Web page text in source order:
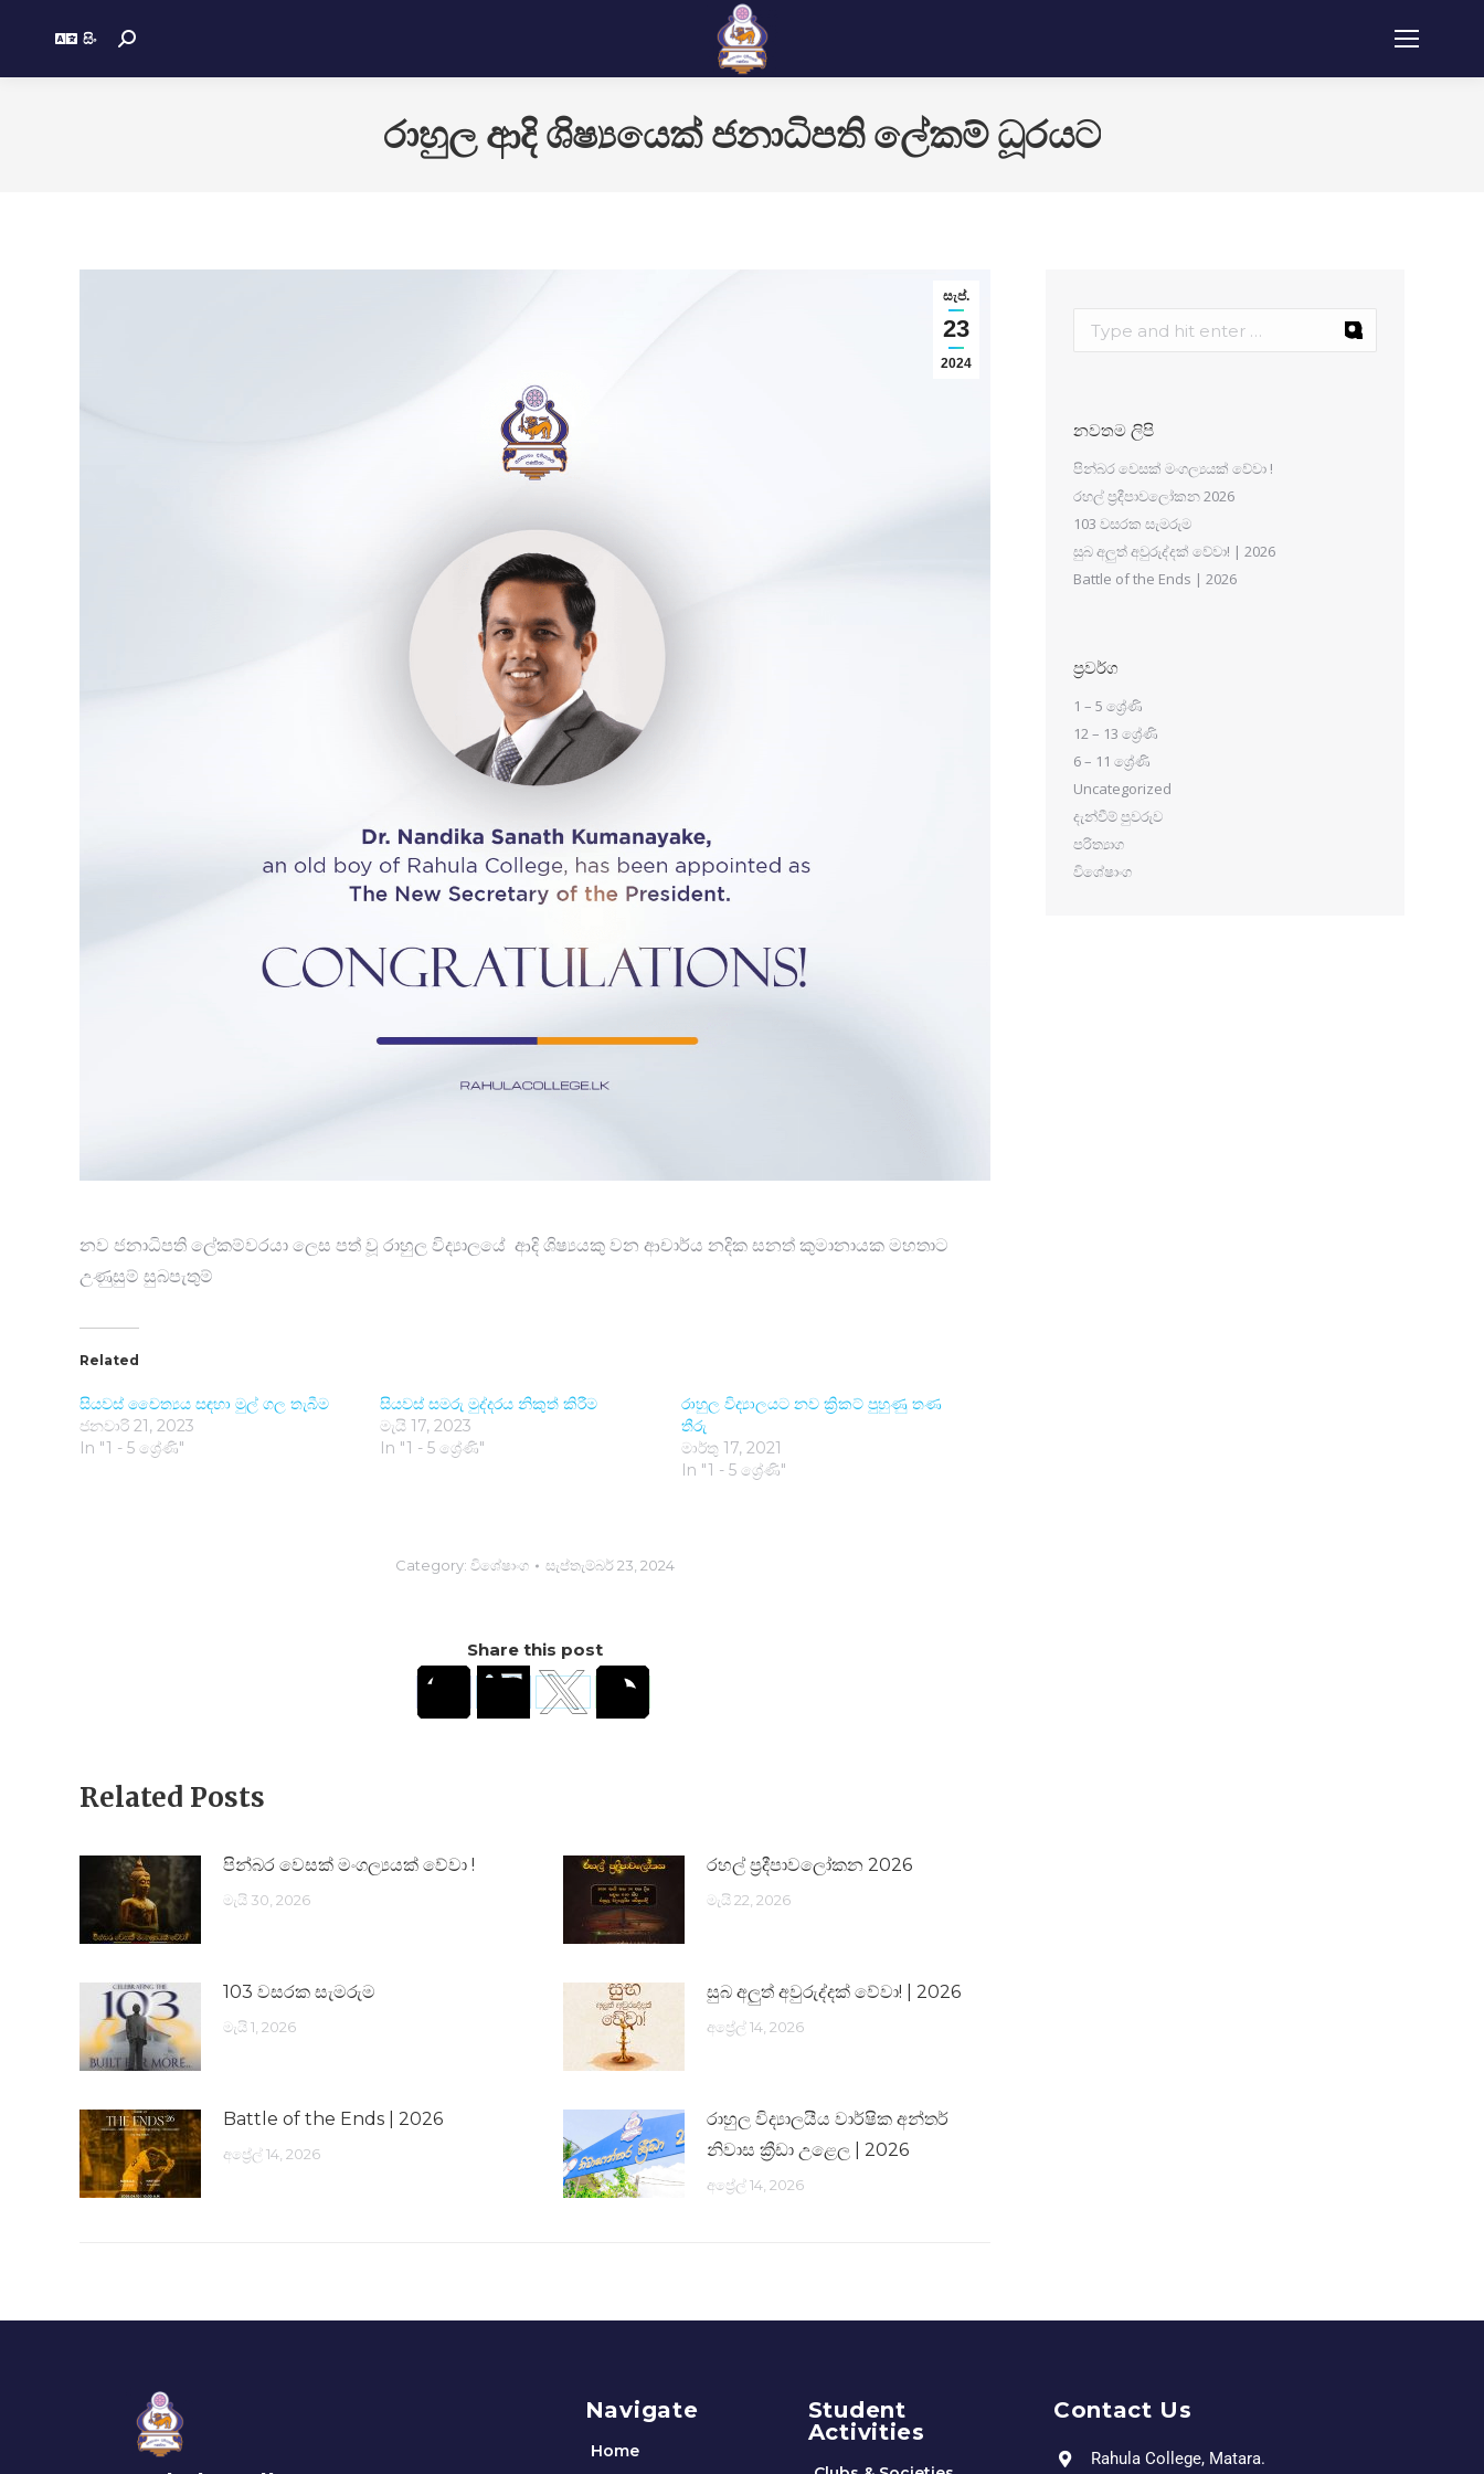
සිං
රාහුල ආදි ශිෂ්‍යයෙක් ජනාධිපති ලේකම් ධූරයට
සැප්.
23
2024
නව ජනාධිපති ලේකම්වරයා ලෙස පත් වූ රාහුල විද්‍යාලයේ ආදි ශිෂ්‍යයකු වන ආචාර්ය නදික සනත් කුමානායක මහතාට
උණුසුම් සුබපැතුම්
Related
සියවස් චෛත්‍යය සඳහා මුල් ගල තැබී​ම
ජනවාරි 21, 2023
In "1 - 5 ශ්‍රේණි"
සියවස් සමරු මුද්දරය නිකුත් කිරී​ම
මැයි 17, 2023
In "1 - 5 ශ්‍රේණි"
රාහුල විද්‍යාලයට නව ක්‍රිකට් පුහුණු තණ
තීරු
මාර්තු 17, 2021
In "1 - 5 ශ්‍රේණි"
Category: විශේෂාංග සැප්තැම්බර් 23, 2024
Share this post
Related Posts
පින්බර වෙසක් මංගල්‍යයක් වේවා !
මැයි 30, 2026
රහල් ප්‍රදීපාවලෝකන 2026
මැයි 22, 2026
103 වසරක සැමරුම
මැයි 1, 2026
සුබ අලුත් අවුරුද්දක් වේවා! | 2026
අප්‍රේල් 14, 2026
Battle of the Ends | 2026
අප්‍රේල් 14, 2026
රාහුල විද්‍යාලයීය වාර්ෂික අන්තර්
නිවාස ක්‍රීඩා උළෙල | 2026
අප්‍රේල් 14, 2026
නවතම ලිපි
පින්බර වෙසක් මංගල්‍යයක් වේවා !
රහල් ප්‍රදීපාවලෝකන 2026
103 වසරක සැමරුම
සුබ අලුත් අවුරුද්දක් වේවා! | 2026
Battle of the Ends | 2026
ප්‍රවර්ග
1 – 5 ශ්‍රේණි
12 – 13 ශ්‍රේණි
6 – 11 ශ්‍රේණි
Uncategorized
දැන්වීම් පුවරුව
පරිත්‍යාග
විශේෂාංග
Navigate
Home
Student
Activities
Contact Us
Rahula College, Matara.